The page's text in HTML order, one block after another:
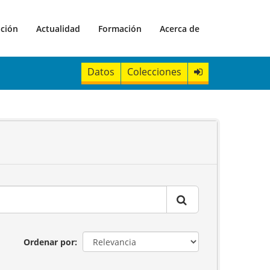
Actualidad Formación Acerca de
Datos Colecciones
Ordenar por